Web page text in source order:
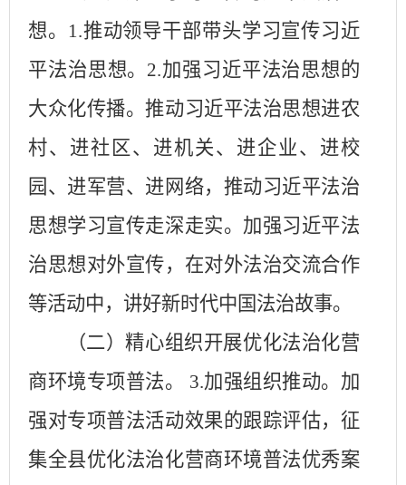
想。 1.推动领导干部带头学习宣传习近
平法治思想。2.加强习近平法治思想的
大众化传播。推动习近平法治思想进农
村、进社区、进机关、进企业、进校
园、进军营、进网络，推动习近平法治
思想学习宣传走深走实。加强习近平法
治思想对外宣传，在对外法治交流合作
等活动中，讲好新时代中国法治故事。
（二）精心组织开展优化法治化营
商环境专项普法。
3.加强组织推动。加
强对专项普法活动效果的跟踪评估，征
集全县优化法治化营商环境普法优秀案